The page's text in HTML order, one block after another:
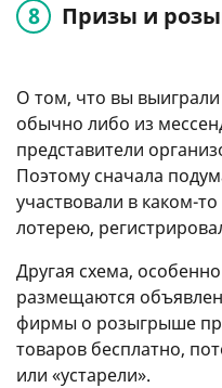
Призы и
О том, что вы выиграли
обычно либо из
представители
Поэтому сначала
участвовали в каком-
лотерею,
Другая схема,
размещаются
фирмы о розыгрыше
товаров бесплатно,
или «устарели».